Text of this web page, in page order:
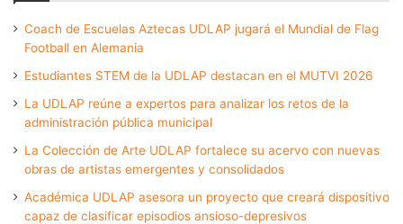
Coach de Escuelas Aztecas UDLAP jugará el Mundial de Flag
Football en Alemania
Estudiantes STEM de la UDLAP destacan en el MUTVI 2026
La UDLAP reúne a expertos para analizar los retos de la
administración pública municipal
La Colección de Arte UDLAP fortalece su acervo con nuevas
obras de artistas emergentes y consolidados
Académica UDLAP asesora un proyecto que creará dispositivo
capaz de clasificar episodios ansioso-depresivos